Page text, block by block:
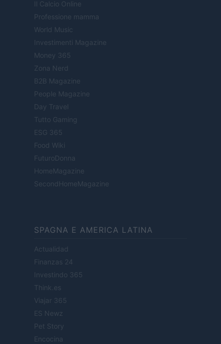
Il Calcio Online
Professione mamma
World Music
Investimenti Magazine
Money 365
Zona Nerd
B2B Magazine
People Magazine
Day Travel
Tutto Gaming
ESG 365
Food Wiki
FuturoDonna
HomeMagazine
SecondHomeMagazine
SPAGNA E AMERICA LATINA
Actualidad
Finanzas 24
Investindo 365
Think.es
Viajar 365
ES Newz
Pet Story
Encocina